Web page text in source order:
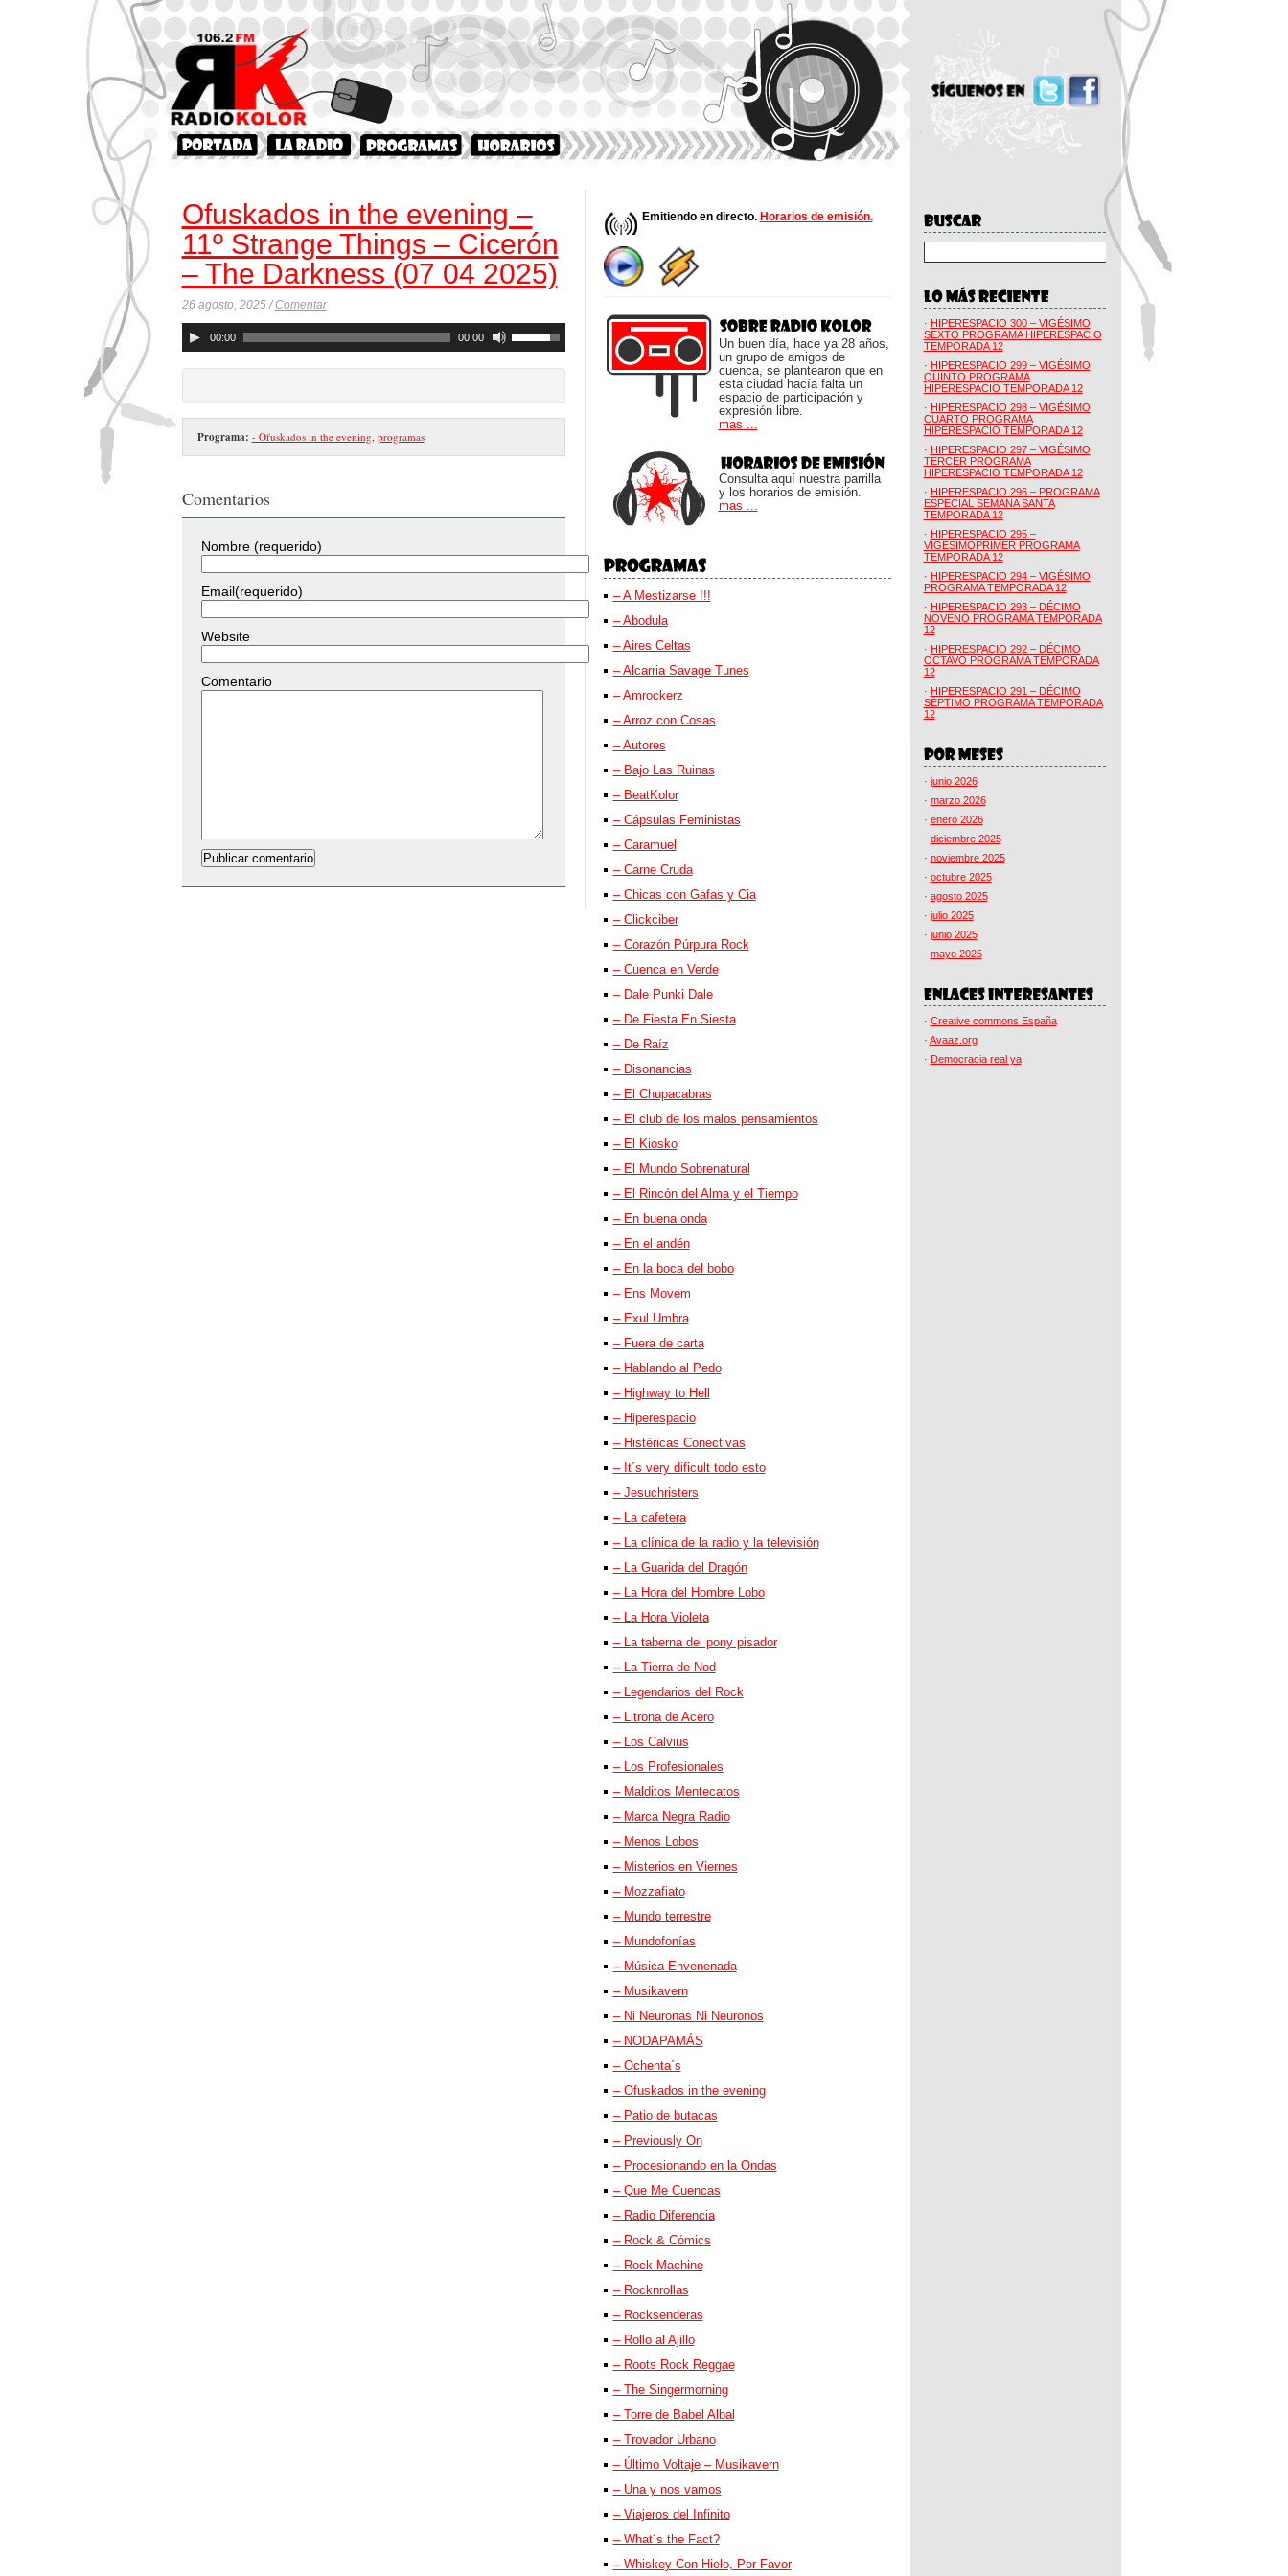
Ofuskados in the evening –
11º Strange Things – Cicerón
– The Darkness (07 04 2025)
26 agosto, 2025 /Comentar
Reproductor
audio
00:00 00:00
Utiliza
teclas
flecha
arriba/abajo
volumen.
Programa: - Ofuskados in the evening, programas
Comentarios
Nombre (requerido)
Email(requerido)
Website
Comentario
Emitiendo en directo. Horarios de emisión.
Un buen día, hace ya 28 años,
un grupo de amigos de
cuenca, se plantearon que en
esta ciudad hacía falta un
espacio de participación y
expresión libre.
mas ...
Consulta aquí nuestra parrilla
y los horarios de emisión.
mas ...
– A Mestizarse !!!
– Abodula
– Aires Celtas
– Alcarria Savage Tunes
– Amrockerz
– Arroz con Cosas
– Autores
– Bajo Las Ruinas
– BeatKolor
– Cápsulas Feministas
– Caramuel
– Carne Cruda
– Chicas con Gafas y Cia
– Clickciber
– Corazón Púrpura Rock
– Cuenca en Verde
– Dale Punki Dale
– De Fiesta En Siesta
– De Raíz
– Disonancias
– El Chupacabras
– El club de los malos pensamientos
– El Kiosko
– El Mundo Sobrenatural
– El Rincón del Alma y el Tiempo
– En buena onda
– En el andén
– En la boca del bobo
– Ens Movem
– Exul Umbra
– Fuera de carta
– Hablando al Pedo
– Highway to Hell
– Hiperespacio
– Histéricas Conectivas
– It´s very dificult todo esto
– Jesuchristers
– La cafetera
– La clínica de la radio y la televisión
– La Guarida del Dragón
– La Hora del Hombre Lobo
– La Hora Violeta
– La taberna del pony pisador
– La Tierra de Nod
– Legendarios del Rock
– Litrona de Acero
– Los Calvius
– Los Profesionales
– Malditos Mentecatos
– Marca Negra Radio
– Menos Lobos
– Misterios en Viernes
– Mozzafiato
– Mundo terrestre
– Mundofonías
– Música Envenenada
– Musikavern
– Ni Neuronas Ni Neuronos
– NODAPAMÁS
– Ochenta´s
– Ofuskados in the evening
– Patio de butacas
– Previously On
– Procesionando en la Ondas
– Que Me Cuencas
– Radio Diferencia
– Rock & Cómics
– Rock Machine
– Rocknrollas
– Rocksenderas
– Rollo al Ajillo
– Roots Rock Reggae
– The Singermorning
– Torre de Babel Albal
– Trovador Urbano
– Último Voltaje – Musikavern
– Una y nos vamos
– Viajeros del Infinito
– What´s the Fact?
– Whiskey Con Hielo, Por Favor
· HIPERESPACIO 300 – VIGÉSIMO
SEXTO PROGRAMA HIPERESPACIO
TEMPORADA 12
· HIPERESPACIO 299 – VIGÉSIMO
QUINTO PROGRAMA
HIPERESPACIO TEMPORADA 12
· HIPERESPACIO 298 – VIGÉSIMO
CUARTO PROGRAMA
HIPERESPACIO TEMPORADA 12
· HIPERESPACIO 297 – VIGÉSIMO
TERCER PROGRAMA
HIPERESPACIO TEMPORADA 12
· HIPERESPACIO 296 – PROGRAMA
ESPECIAL SEMANA SANTA
TEMPORADA 12
· HIPERESPACIO 295 –
VIGÉSIMOPRIMER PROGRAMA
TEMPORADA 12
· HIPERESPACIO 294 – VIGÉSIMO
PROGRAMA TEMPORADA 12
· HIPERESPACIO 293 – DÉCIMO
NOVENO PROGRAMA TEMPORADA
12
· HIPERESPACIO 292 – DÉCIMO
OCTAVO PROGRAMA TEMPORADA
12
· HIPERESPACIO 291 – DÉCIMO
SÉPTIMO PROGRAMA TEMPORADA
12
· junio 2026
· marzo 2026
· enero 2026
· diciembre 2025
· noviembre 2025
· octubre 2025
· agosto 2025
· julio 2025
· junio 2025
· mayo 2025
· Creative commons España
· Avaaz.org
· Democracia real ya